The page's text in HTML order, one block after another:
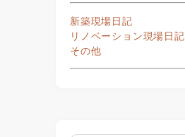
新築現場日記
リノベーション現場日記
その他